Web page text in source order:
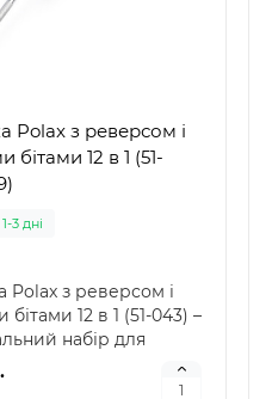
Polax з реверсом і
бітами 12 в 1 (51-
3 дні
Polax з реверсом і
бітами 12 в 1 (51-043) –
набір для